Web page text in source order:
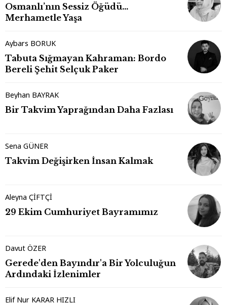
Osmanlı’nın Sessiz Öğüdü…
Merhametle Yaşa
Aybars BORUK
Tabuta Sığmayan Kahraman: Bordo
Bereli Şehit Selçuk Paker
Beyhan BAYRAK
Bir Takvim Yaprağından Daha Fazlası
Sena GÜNER
Takvim Değişirken İnsan Kalmak
Aleyna ÇİFTÇİ
29 Ekim Cumhuriyet Bayramımız
Davut ÖZER
Gerede'den Bayındır'a Bir Yolculuğun
Ardındaki İzlenimler
Elif Nur KARAR HIZLI